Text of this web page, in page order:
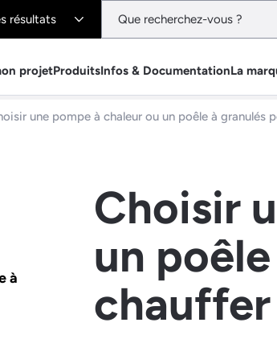
résultats
projetProduitsInfos & DocumentationLa
une pompe à chaleur ou un poêle à granulés
à
Choisir
un
chauffer